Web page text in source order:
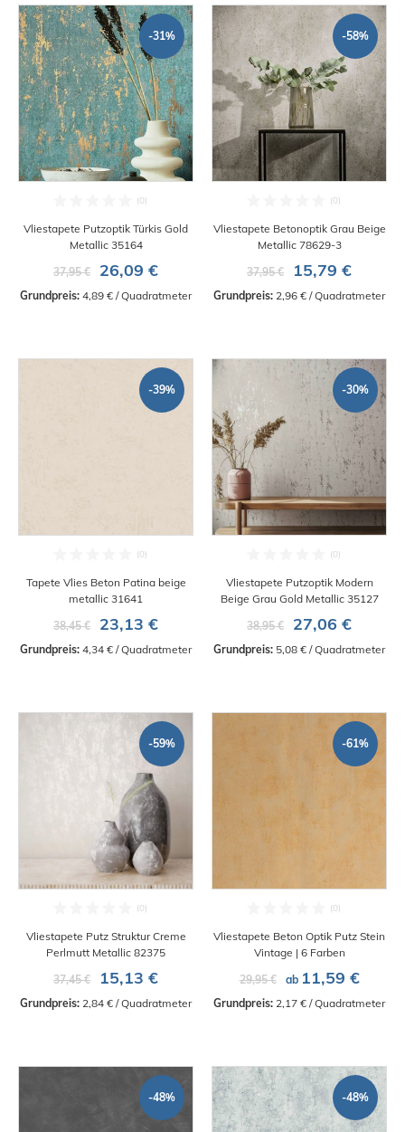
-31%
Vliestapete Putzoptik Türkis Gold
Metallic 35164
37,95 €
26,09 €
Grundpreis: 4,89 € / Quadratmeter
-58%
Vliestapete Betonoptik Grau Beige
Metallic 78629-3
37,95 €
15,79 €
Grundpreis: 2,96 € / Quadratmeter
-39%
Tapete Vlies Beton Patina beige
metallic 31641
38,45 €
23,13 €
Grundpreis: 4,34 € / Quadratmeter
-30%
Vliestapete Putzoptik Modern
Beige Grau Gold Metallic 35127
38,95 €
27,06 €
Grundpreis: 5,08 € / Quadratmeter
-59%
Vliestapete Putz Struktur Creme
Perlmutt Metallic 82375
37,45 €
15,13 €
Grundpreis: 2,84 € / Quadratmeter
-61%
Vliestapete Beton Optik Putz Stein
Vintage | 6 Farben
29,95 €
ab 11,59 €
Grundpreis: 2,17 € / Quadratmeter
-48% -48%